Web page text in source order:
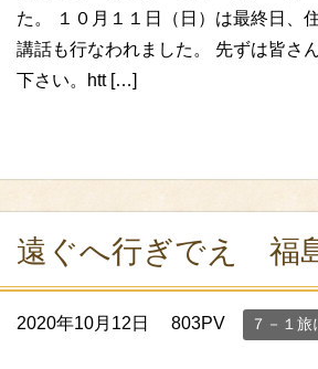
た。 １０月１１日（日）は最終日、
講話も行なわれました。 先ずは皆さ
下さい。htt […]
遠ぐへ行ぎでえ 福
2020年10月12日 803PV ７－１